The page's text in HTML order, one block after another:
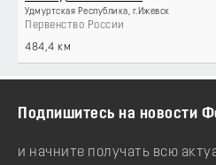
Удмуртская Республика, г.Ижевск
Первенство России
484,4 км
Подпишитесь на новости
и начните получать всю